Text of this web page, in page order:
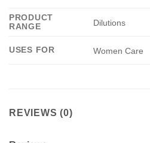
PRODUCT
RANGE
Dilutions
USES FOR Women Care
REVIEWS (0)